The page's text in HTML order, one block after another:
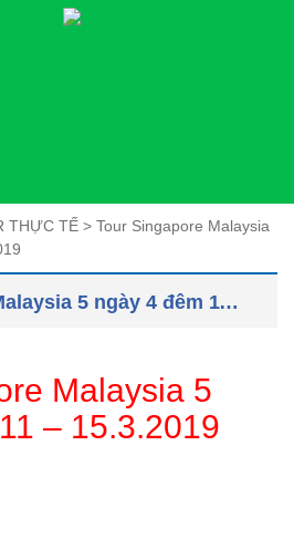
THỰC TẾ > Tour Singapore Malaysia
Tour Singapore Malaysia 5 ngày 4 đêm 11 – 15.3.2019
Malaysia 5
– 15.3.2019